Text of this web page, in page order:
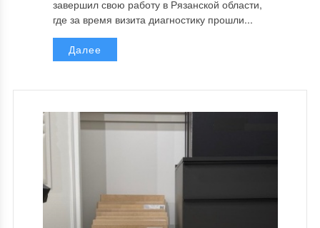
завершил свою работу в Рязанской области,
где за время визита диагностику прошли...
Далее